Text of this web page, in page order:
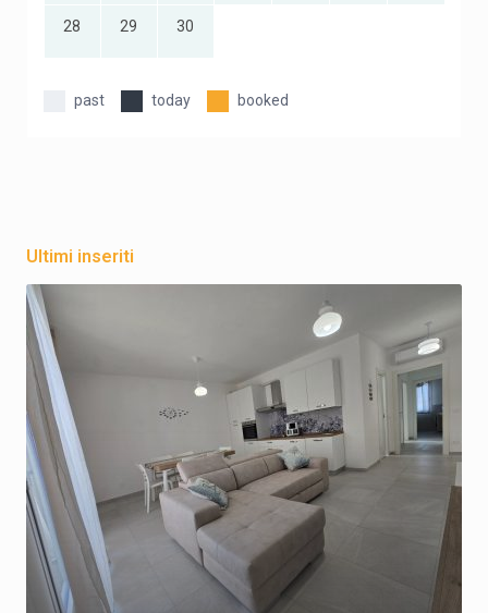
28 29 30
past today booked
Ultimi inseriti